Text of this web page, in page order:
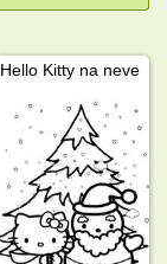
Hello Kitty na neve